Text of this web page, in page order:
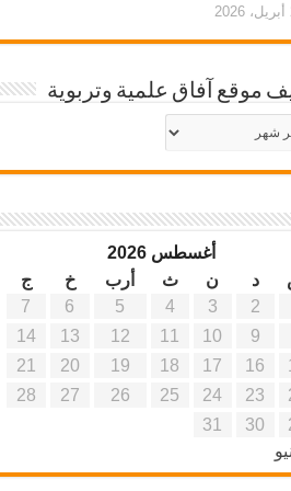
موقع آفاق علمية وتربوية
أغسطس 2026
د ن ث أرب خ
ج
2
3
4
5
6
7
9
10
11
12
13
14
16
17
18
19
20
21
23
24
25
26
27
28
30
31